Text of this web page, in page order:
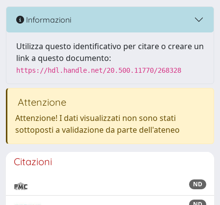
Informazioni
Utilizza questo identificativo per citare o creare un
link a questo documento:
https://hdl.handle.net/20.500.11770/268328
Attenzione
Attenzione! I dati visualizzati non sono stati
sottoposti a validazione da parte dell'ateneo
Citazioni
ND